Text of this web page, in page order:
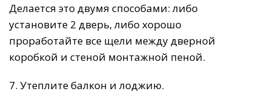
Делается это двумя способами: либо
установите 2 дверь, либо хорошо
проработайте все щели между дверной
коробкой и стеной монтажной пеной.
7. Утеплите балкон и лоджию.